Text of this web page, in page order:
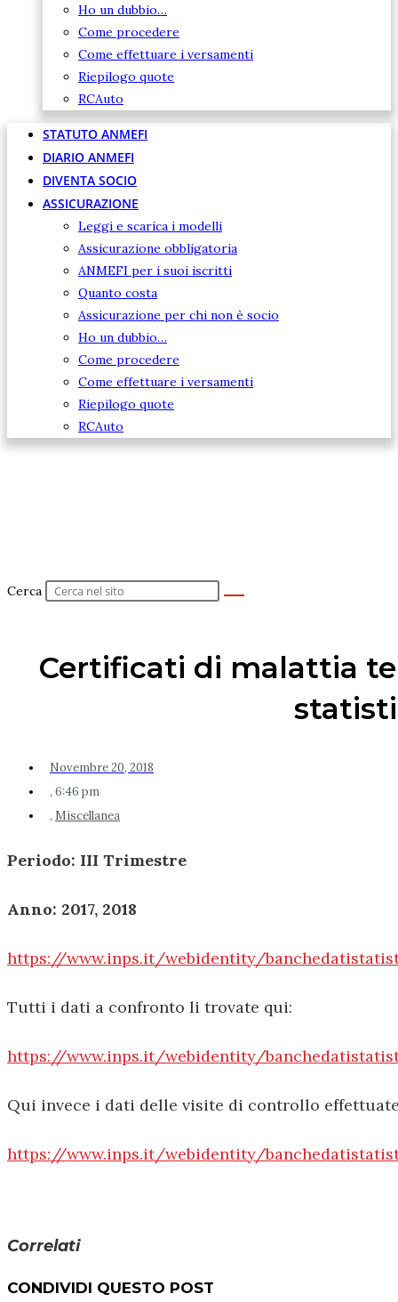
Ho un dubbio…
Come procedere
Come effettuare i versamenti
Riepilogo quote
RCAuto
STATUTO ANMEFI
DIARIO ANMEFI
DIVENTA SOCIO
ASSICURAZIONE
Leggi e scarica i modelli
Assicurazione obbligatoria
ANMEFI per i suoi iscritti
Quanto costa
Assicurazione per chi non è socio
Ho un dubbio…
Come procedere
Come effettuare i versamenti
Riepilogo quote
RCAuto
Cerca
Certificati di malattia
Novembre 20, 2018
, 6:46 pm
, Miscellanea
Periodo: III Trimestre
Anno: 2017, 2018
https://www.inps.it/webidentity/
Tutti i dati a confronto li trovate qui:
https://www.inps.it/webidentity/
Qui invece i dati delle visite di controllo
https://www.inps.it/webidentity/
Correlati
CONDIVIDI QUESTO POST